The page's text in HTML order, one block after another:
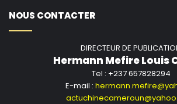
NOUS CONTACTER
DIRECTEUR DE
Hermann Mefire Louis
Tel : +237 657828294
E-mail :